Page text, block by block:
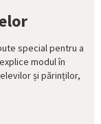
special pentru a
modul în
și părinților,